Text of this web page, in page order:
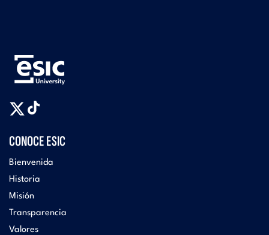
CONOCE ESIC
Bienvenida
Historia
Misión
Transparencia
Valores